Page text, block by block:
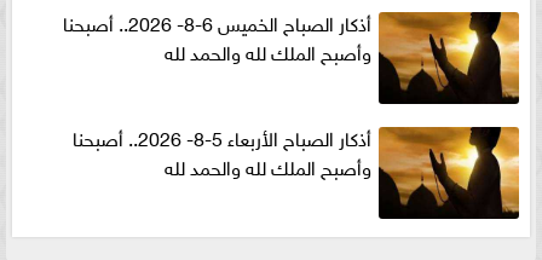
أذكار الصباح الخميس 6-8- 2026.. أصبحنا
وأصبح الملك لله والحمد لله
أذكار الصباح الأربعاء 5-8- 2026.. أصبحنا
وأصبح الملك لله والحمد لله